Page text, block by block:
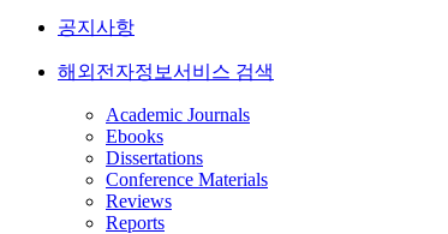
공지사항
해외전자정보서비스 검색
Academic Journals
Ebooks
Dissertations
Conference Materials
Reviews
Reports